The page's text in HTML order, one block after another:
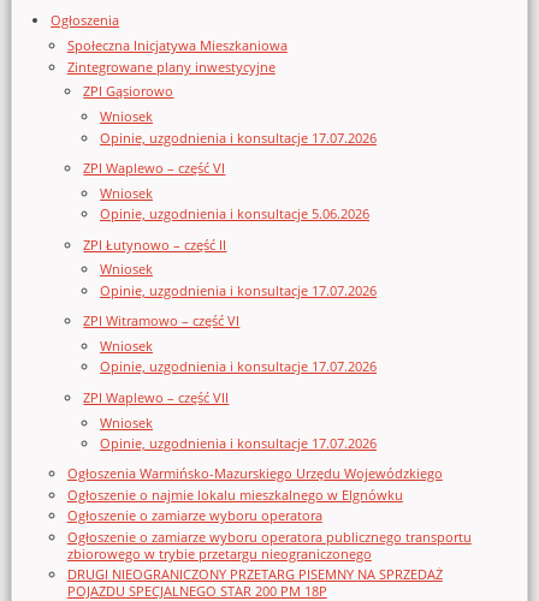
Ogłoszenia
Społeczna Inicjatywa Mieszkaniowa
Zintegrowane plany inwestycyjne
ZPI Gąsiorowo
Wniosek
Opinie, uzgodnienia i konsultacje 17.07.2026
ZPI Waplewo – część VI
Wniosek
Opinie, uzgodnienia i konsultacje 5.06.2026
ZPI Łutynowo – część II
Wniosek
Opinie, uzgodnienia i konsultacje 17.07.2026
ZPI Witramowo – część VI
Wniosek
Opinie, uzgodnienia i konsultacje 17.07.2026
ZPI Waplewo – część VII
Wniosek
Opinie, uzgodnienia i konsultacje 17.07.2026
Ogłoszenia Warmińsko-Mazurskiego Urzędu Wojewódzkiego
Ogłoszenie o najmie lokalu mieszkalnego w Elgnówku
Ogłoszenie o zamiarze wyboru operatora
Ogłoszenie o zamiarze wyboru operatora publicznego transportu
zbiorowego w trybie przetargu nieograniczonego
DRUGI NIEOGRANICZONY PRZETARG PISEMNY NA SPRZEDAŻ
POJAZDU SPECJALNEGO STAR 200 PM 18P